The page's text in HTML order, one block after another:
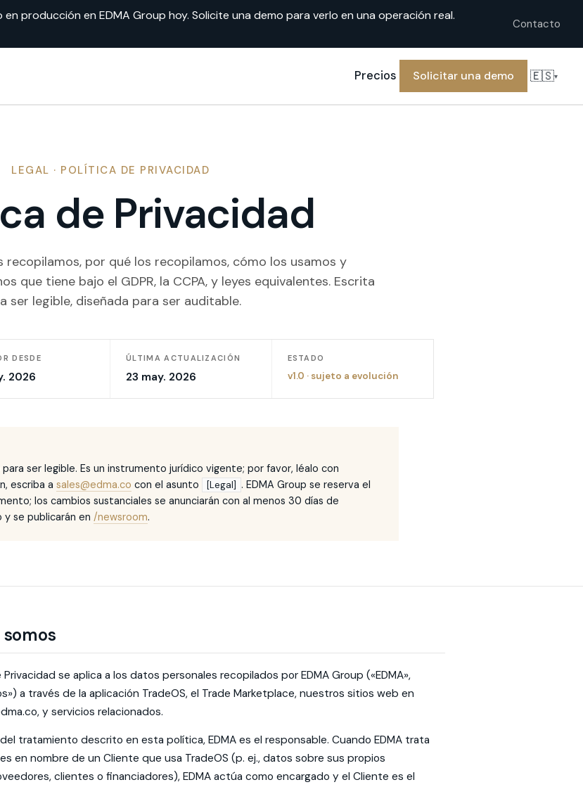
producción en EDMA Group hoy. Solicite una demo para verlo en una operación real.
Contacto
Precios Solicitar una demo 🇪🇸▾
LEGAL · POLÍTICA DE PRIVACIDAD
de Privacidad
recopilamos, por qué los recopilamos, cómo los usamos y
que tiene bajo el GDPR, la CCPA, y leyes equivalentes. Escrita
ser legible, diseñada para ser auditable.
DESDE
2026
ÚLTIMA ACTUALIZACIÓN
23 may. 2026
ESTADO
v1.0 · sujeto a evolución
ser legible. Es un instrumento jurídico vigente; por favor, léalo con
escriba a sales@edma.co con el asunto [Legal] . EDMA Group se reserva el
los cambios sustanciales se anunciarán con al menos 30 días de
se publicarán en /newsroom.
somos
se aplica a los datos personales recopilados por EDMA Group («EDMA»,
a través de la aplicación TradeOS, el Trade Marketplace, nuestros sitios web en
y servicios relacionados.
del tratamiento descrito en esta política, EDMA es el responsable. Cuando EDMA trata
en nombre de un Cliente que usa TradeOS (p. ej., datos sobre sus propios
clientes o financiadores), EDMA actúa como encargado y el Cliente es el